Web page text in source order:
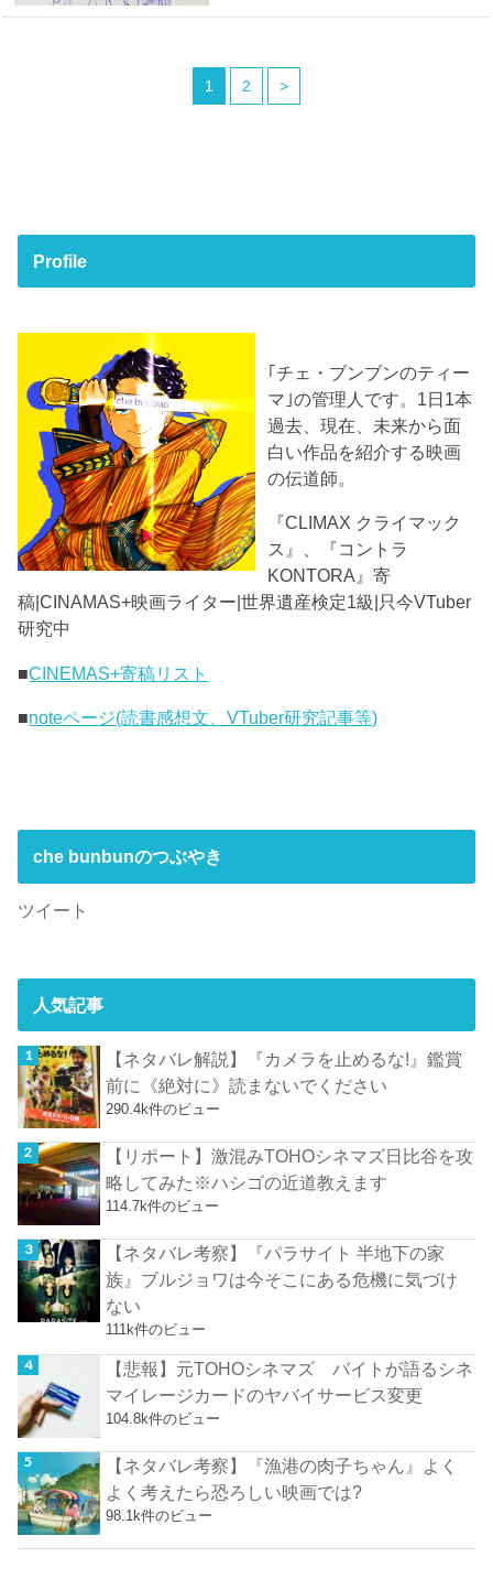
1 2 >
Profile
｢チェ・ブンブンのティー
マ｣の管理人です。1日1本
過去、現在、未来から面
白い作品を紹介する映画
の伝道師。
『CLIMAX クライマック
ス』、『コントラ
KONTORA』寄
稿|CINAMAS+映画ライター|世界遺産検定1級|只今VTuber
研究中
■CINEMAS+寄稿リスト
■noteページ(読書感想文、VTuber研究記事等)
che bunbunのつぶやき
ツイート
人気記事
【ネタバレ解説】『カメラを止めるな!』鑑賞
前に《絶対に》読まないでください
290.4k件のビュー
【リポート】激混みTOHOシネマズ日比谷を攻
略してみた※ハシゴの近道教えます
114.7k件のビュー
【ネタバレ考察】『パラサイト 半地下の家
族』ブルジョワは今そこにある危機に気づけ
ない
111k件のビュー
【悲報】元TOHOシネマズ バイトが語るシネ
マイレージカードのヤバイサービス変更
104.8k件のビュー
【ネタバレ考察】『漁港の肉子ちゃん』よく
よく考えたら恐ろしい映画では?
98.1k件のビュー